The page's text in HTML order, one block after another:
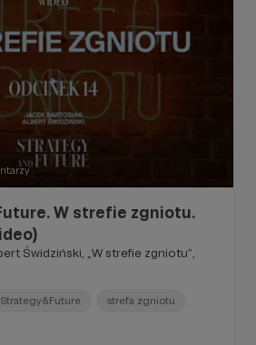
W strefie zgniotu.
Świdziński, „W strefie zgniotu”,
Strategy&Future strefa zgniotu